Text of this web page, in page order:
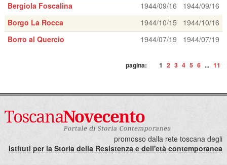
Bergiola Foscalina
1944/09/16
1944/09/16
Borgo La Rocca
1944/10/15
1944/10/16
Borro al Quercio
1944/07/19 1944/07/19
pagina: 1 2 3 4 5 6 ... 11
promosso dalla rete toscana degli
Istituti per la Storia della Resistenza e dell'età contemporanea